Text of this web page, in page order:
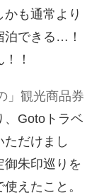
も通常より
泊できる…！
！
」観光商品券
、Gotoトラベ
だけまし
御朱印巡りを
えたこと。